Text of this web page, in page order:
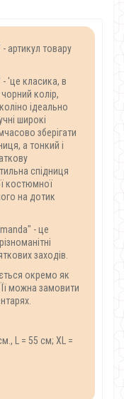
артикул товару
'це класика, в
колір,
ідеально
широкі
зберігати
а тонкий і
спідниця
костюмної
на дотик
- це
заходів.
окремо як
можна замовити
L = 55 см; XL =